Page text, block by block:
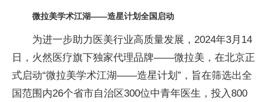
微拉美学术江湖——造星计划全国启动
为进一步助力医美行业高质量发展，2024年3月14
日，火然医疗旗下独家代理品牌——微拉美，在北京正
式启动“微拉美学术江湖——造星计划”，旨在筛选出全
国范围内26个省市自治区300位中青年医生，投入800